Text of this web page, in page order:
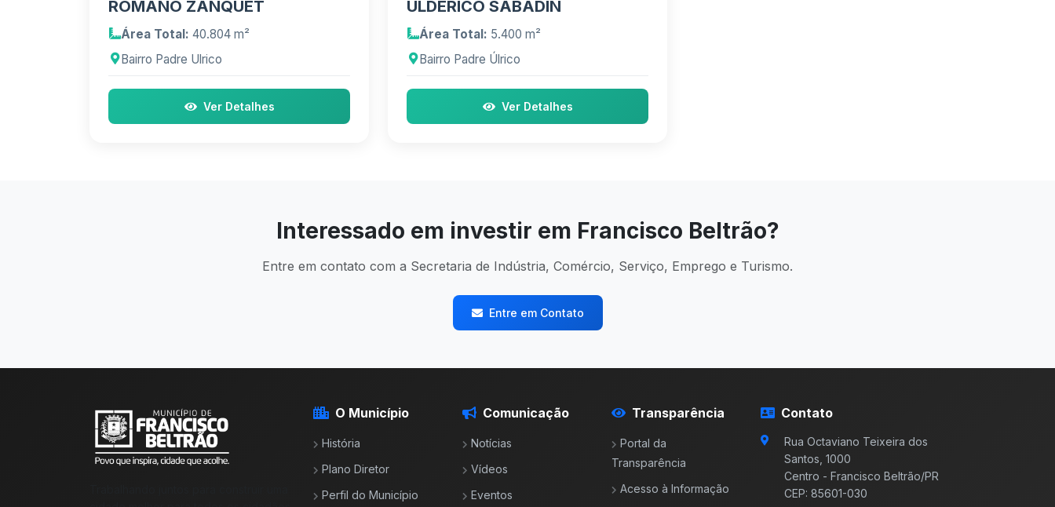
ROMANO ZANQUET
Área Total: 40.804 m²
Bairro Padre Ulrico
Ver Detalhes
ÚLDERICO SABADIN
Área Total: 5.400 m²
Bairro Padre Úlrico
Ver Detalhes
Interessado em investir em Francisco Beltrão?
Entre em contato com a Secretaria de Indústria, Comércio, Serviço, Emprego e Turismo.
Entre em Contato
O Município
História
Plano Diretor
Perfil do Município
Comunicação
Notícias
Vídeos
Eventos
Transparência
Portal da
Transparência
Acesso à Informação
Contato
Rua Octaviano Teixeira dos
Santos, 1000
Centro - Francisco Beltrão/PR
CEP: 85601-030